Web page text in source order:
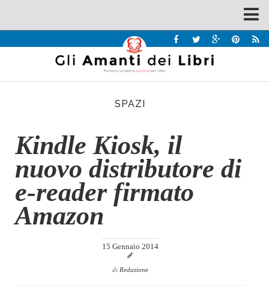
Recensioni
Interviste & Incontri
Chi siamo
Contatti
Eventi
Home
SPAZI
Kindle Kiosk, il
nuovo distributore di
e-reader firmato
Amazon
15 Gennaio 2014
di Redazione